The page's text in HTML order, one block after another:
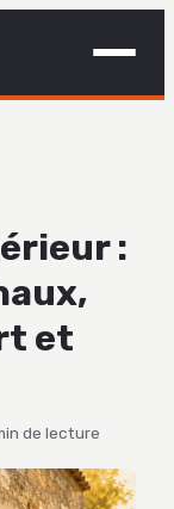
:
et
de lecture